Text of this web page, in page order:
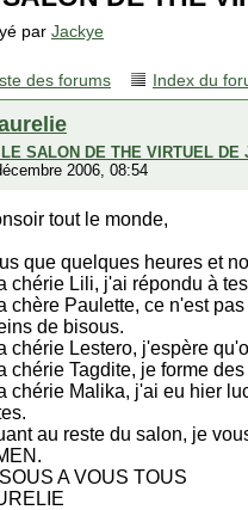
par Jackye
des forums Index du
LE SALON DE THE VIRTUEL DE
2006, 08:54
tout le monde,
que quelques heures et
chérie Lili, j'ai répondu à
chère Paulette, ce n'est
de bisous.
chérie Lestero, j'espère
chérie Tagdite, je forme
chérie Malika, j'ai eu hier
au reste du salon, je
A VOUS TOUS